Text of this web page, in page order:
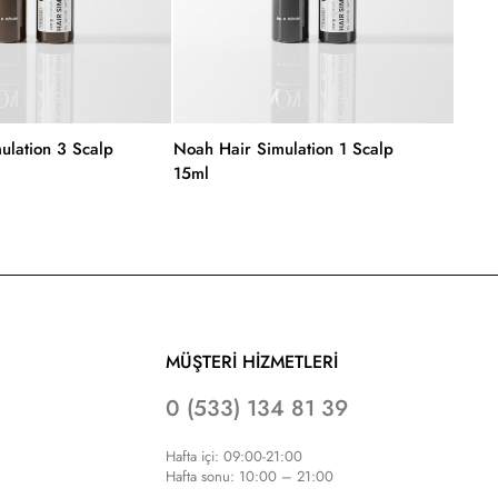
3 Scalp
Noah Hair Simulation 1 Scalp
15ml
MÜŞTERİ HİZMETLERİ
0 (533) 134 81 39
Hafta içi: 09:00-21:00
Hafta sonu: 10:00 – 21:00